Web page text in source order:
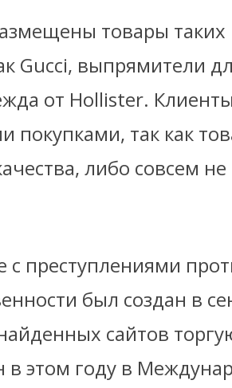
товары таких
Gucci, выпрямители
от Hollister.
покупками, так как
либо совсем
преступлениями
был создан в
сайтов
этом году в